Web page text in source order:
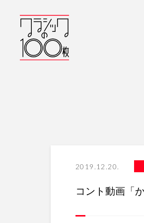
2019.12.20.
コント動画「